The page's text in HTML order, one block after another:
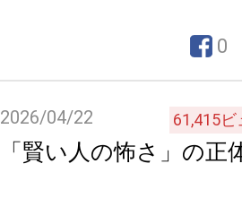
0
2026/04/22 61,415ビ
「賢い人の怖さ」の正